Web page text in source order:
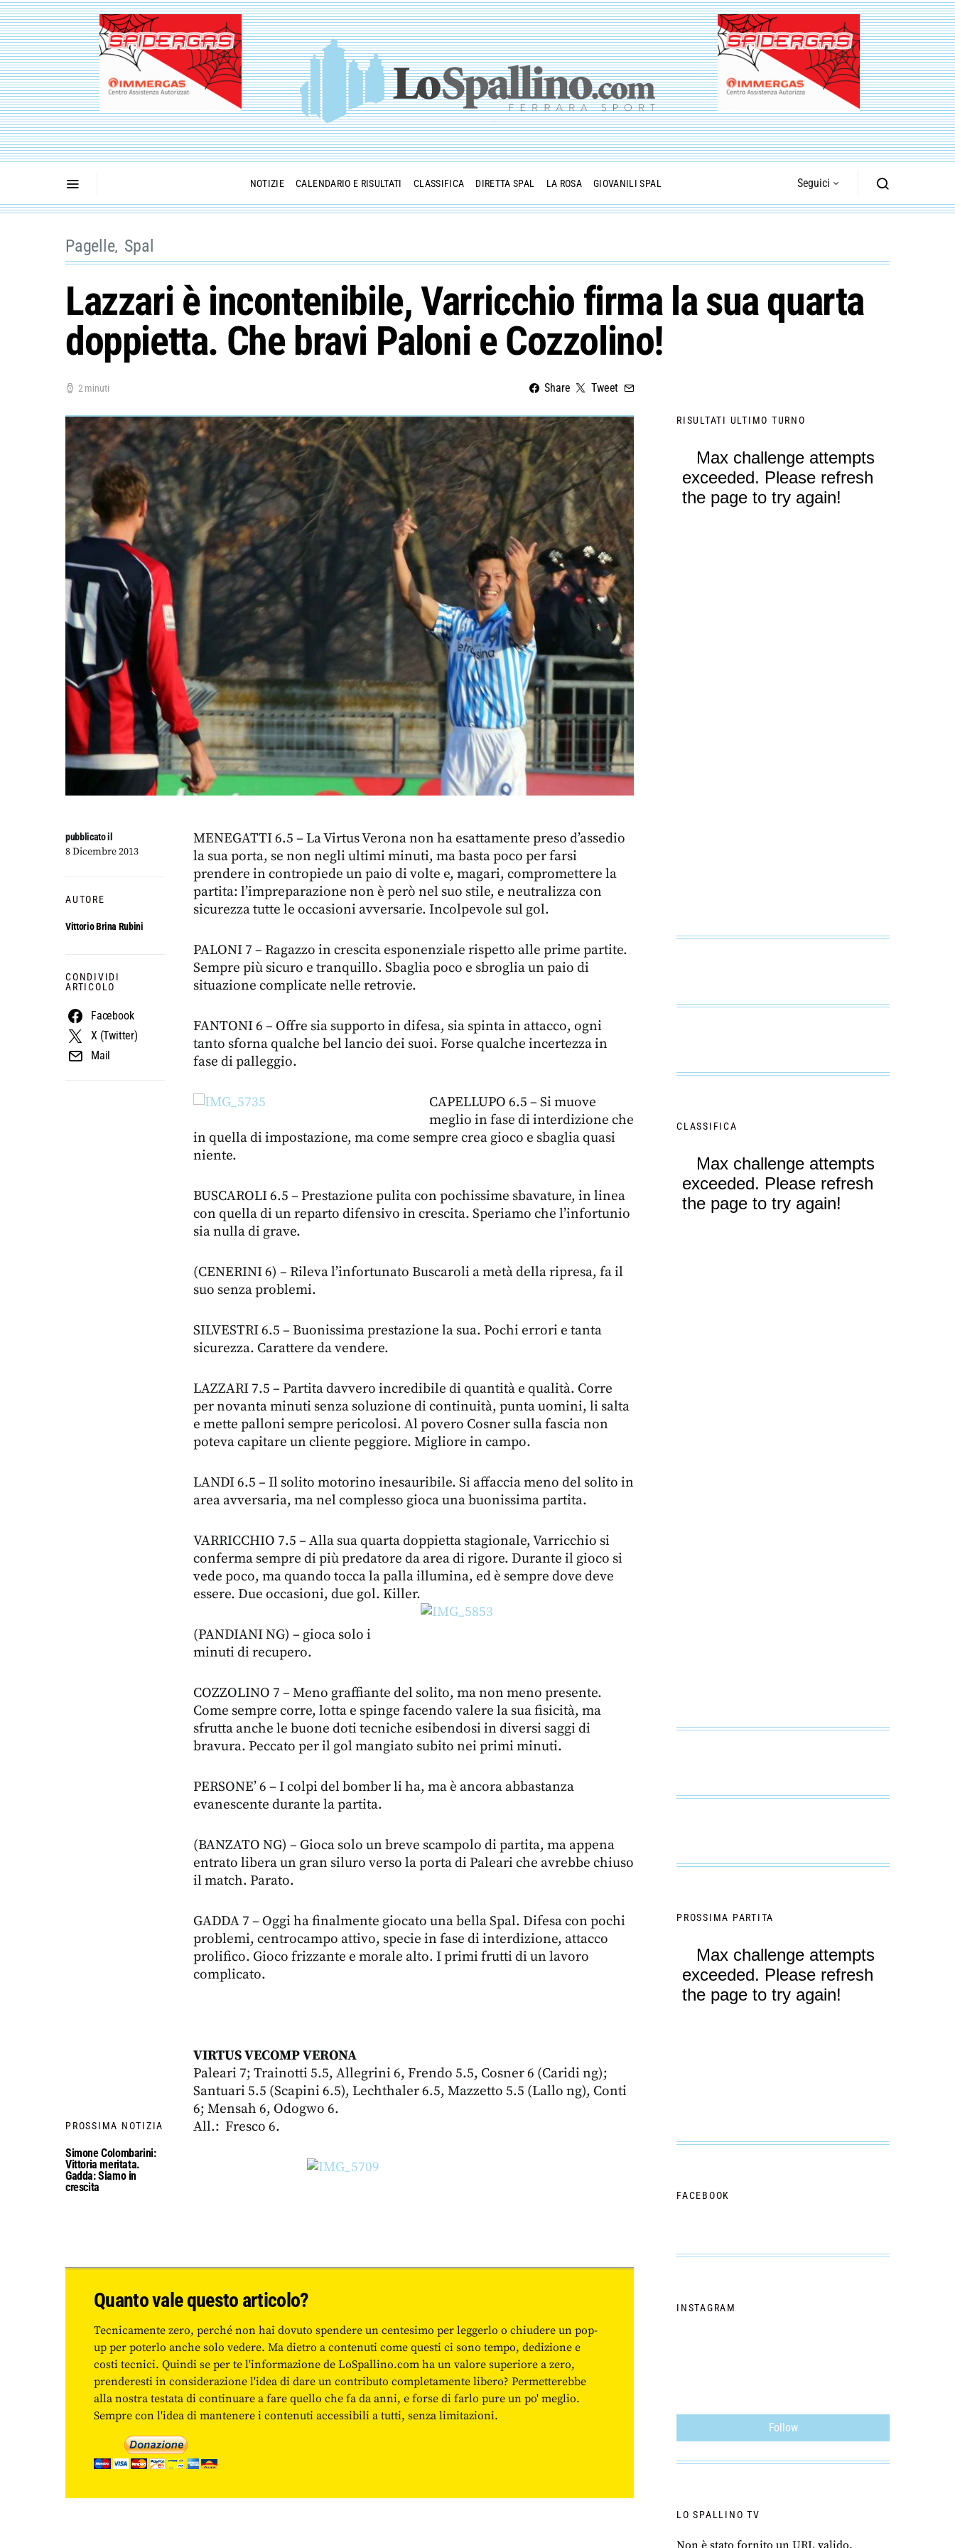
NOTIZIE CALENDARIO E RISULTATI CLASSIFICA DIRETTA SPAL LA ROSA GIOVANILI SPAL Seguici
Pagelle Spal
Lazzari è incontenibile, Varricchio firma la sua quarta
doppietta. Che bravi Paloni e Cozzolino!
2 minuti Share Tweet
PROSSIMA NOTIZIA
Simone Colombarini:
Vittoria meritata.
Gadda: Siamo in
crescita
pubblicato il
8 Dicembre 2013
AUTORE
Vittorio Brina Rubini
CONDIVIDI
ARTICOLO
Facebook
X (Twitter)
Mail
MENEGATTI 6.5 – La Virtus Verona non ha esattamente preso d’assedio
la sua porta, se non negli ultimi minuti, ma basta poco per farsi
prendere in contropiede un paio di volte e, magari, compromettere la
partita: l’impreparazione non è però nel suo stile, e neutralizza con
sicurezza tutte le occasioni avversarie. Incolpevole sul gol.
PALONI 7 – Ragazzo in crescita esponenziale rispetto alle prime partite.
Sempre più sicuro e tranquillo. Sbaglia poco e sbroglia un paio di
situazione complicate nelle retrovie.
FANTONI 6 – Offre sia supporto in difesa, sia spinta in attacco, ogni
tanto sforna qualche bel lancio dei suoi. Forse qualche incertezza in
fase di palleggio.
CAPELLUPO 6.5 – Si muove
meglio in fase di interdizione che
in quella di impostazione, ma come sempre crea gioco e sbaglia quasi
niente.
BUSCAROLI 6.5 – Prestazione pulita con pochissime sbavature, in linea
con quella di un reparto difensivo in crescita. Speriamo che l’infortunio
sia nulla di grave.
(CENERINI 6) – Rileva l’infortunato Buscaroli a metà della ripresa, fa il
suo senza problemi.
SILVESTRI 6.5 – Buonissima prestazione la sua. Pochi errori e tanta
sicurezza. Carattere da vendere.
LAZZARI 7.5 – Partita davvero incredibile di quantità e qualità. Corre
per novanta minuti senza soluzione di continuità, punta uomini, li salta
e mette palloni sempre pericolosi. Al povero Cosner sulla fascia non
poteva capitare un cliente peggiore. Migliore in campo.
LANDI 6.5 – Il solito motorino inesauribile. Si affaccia meno del solito in
area avversaria, ma nel complesso gioca una buonissima partita.
VARRICCHIO 7.5 – Alla sua quarta doppietta stagionale, Varricchio si
conferma sempre di più predatore da area di rigore. Durante il gioco si
vede poco, ma quando tocca la palla illumina, ed è sempre dove deve
essere. Due occasioni, due gol. Killer.
(PANDIANI NG) – gioca solo i
minuti di recupero.
COZZOLINO 7 – Meno graffiante del solito, ma non meno presente.
Come sempre corre, lotta e spinge facendo valere la sua fisicità, ma
sfrutta anche le buone doti tecniche esibendosi in diversi saggi di
bravura. Peccato per il gol mangiato subito nei primi minuti.
PERSONE’ 6 – I colpi del bomber li ha, ma è ancora abbastanza
evanescente durante la partita.
(BANZATO NG) – Gioca solo un breve scampolo di partita, ma appena
entrato libera un gran siluro verso la porta di Paleari che avrebbe chiuso
il match. Parato.
GADDA 7 – Oggi ha finalmente giocato una bella Spal. Difesa con pochi
problemi, centrocampo attivo, specie in fase di interdizione, attacco
prolifico. Gioco frizzante e morale alto. I primi frutti di un lavoro
complicato.
VIRTUS VECOMP VERONA
Paleari 7; Trainotti 5.5, Allegrini 6, Frendo 5.5, Cosner 6 (Caridi ng);
Santuari 5.5 (Scapini 6.5), Lechthaler 6.5, Mazzetto 5.5 (Lallo ng), Conti
6; Mensah 6, Odogwo 6.
All.: Fresco 6.
Quanto vale questo articolo?
Tecnicamente zero, perché non hai dovuto spendere un centesimo per leggerlo o chiudere un pop-
up per poterlo anche solo vedere. Ma dietro a contenuti come questi ci sono tempo, dedizione e
costi tecnici. Quindi se per te l'informazione de LoSpallino.com ha un valore superiore a zero,
prenderesti in considerazione l'idea di dare un contributo completamente libero? Permetterebbe
alla nostra testata di continuare a fare quello che fa da anni, e forse di farlo pure un po' meglio.
Sempre con l'idea di mantenere i contenuti accessibili a tutti, senza limitazioni.
RISULTATI ULTIMO TURNO
CLASSIFICA
PROSSIMA PARTITA
FACEBOOK
INSTAGRAM
Follow
LO SPALLINO TV